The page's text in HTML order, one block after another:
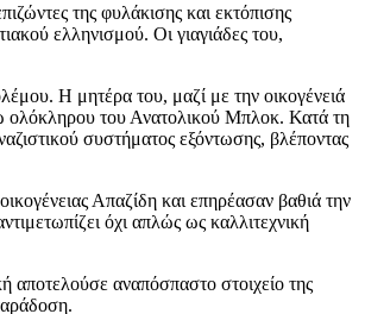
της φυλάκισης και εκτόπισης
ελληνισμού. Οι γιαγιάδες του,
Η μητέρα του, μαζί με την οικογένειά
ολόκληρου του Ανατολικού Μπλοκ. Κατά τη
συστήματος εξόντωσης, βλέποντας
Απαζίδη και επηρέασαν βαθιά την
όχι απλώς ως καλλιτεχνική
αποτελούσε αναπόσπαστο στοιχείο της